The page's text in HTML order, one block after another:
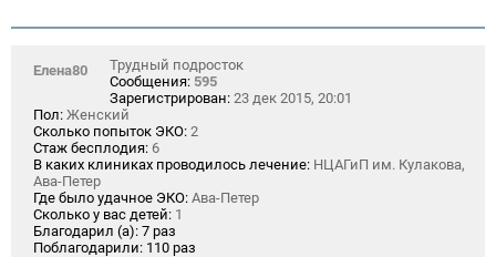
Елена80
Трудный подросток
Сообщения: 595
Зарегистрирован: 23 дек 2015, 20:01
Пол: Женский
Сколько попыток ЭКО: 2
Стаж бесплодия: 6
В каких клиниках проводилось лечение: НЦАГиП им. Кулакова,
Ава-Петер
Где было удачное ЭКО: Ава-Петер
Сколько у вас детей: 1
Благодарил (а): 7 раз
Поблагодарили: 110 раз